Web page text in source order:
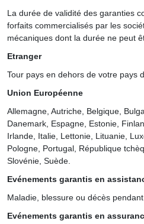
La durée de validité des garanties
forfaits commercialisés par les
mécaniques dont la durée ne peut
Etranger
Tour pays en dehors de votre pays
Union Européenne
Allemagne, Autriche, Belgique,
Danemark, Espagne, Estonie,
Irlande, Italie, Lettonie, Lituanie,
Pologne, Portugal, République
Slovénie, Suède.
Evénements garantis en
Maladie, blessure ou décès
Evénements garantis en